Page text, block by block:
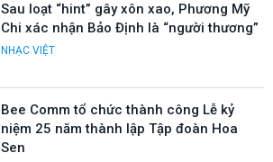
Sau loạt “hint” gây xôn xao, Phương Mỹ
Chi xác nhận Bảo Định là “người thương”
NHẠC VIỆT
Bee Comm tổ chức thành công Lễ kỷ
niệm 25 năm thành lập Tập đoàn Hoa
Sen